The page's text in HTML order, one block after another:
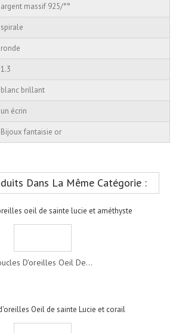
argent massif 925/°°
spirale
ronde
1.3
blanc brillant
un écrin
Bijoux fantaisie or
Dans La Même Catégorie :
D'oreilles Oeil De...